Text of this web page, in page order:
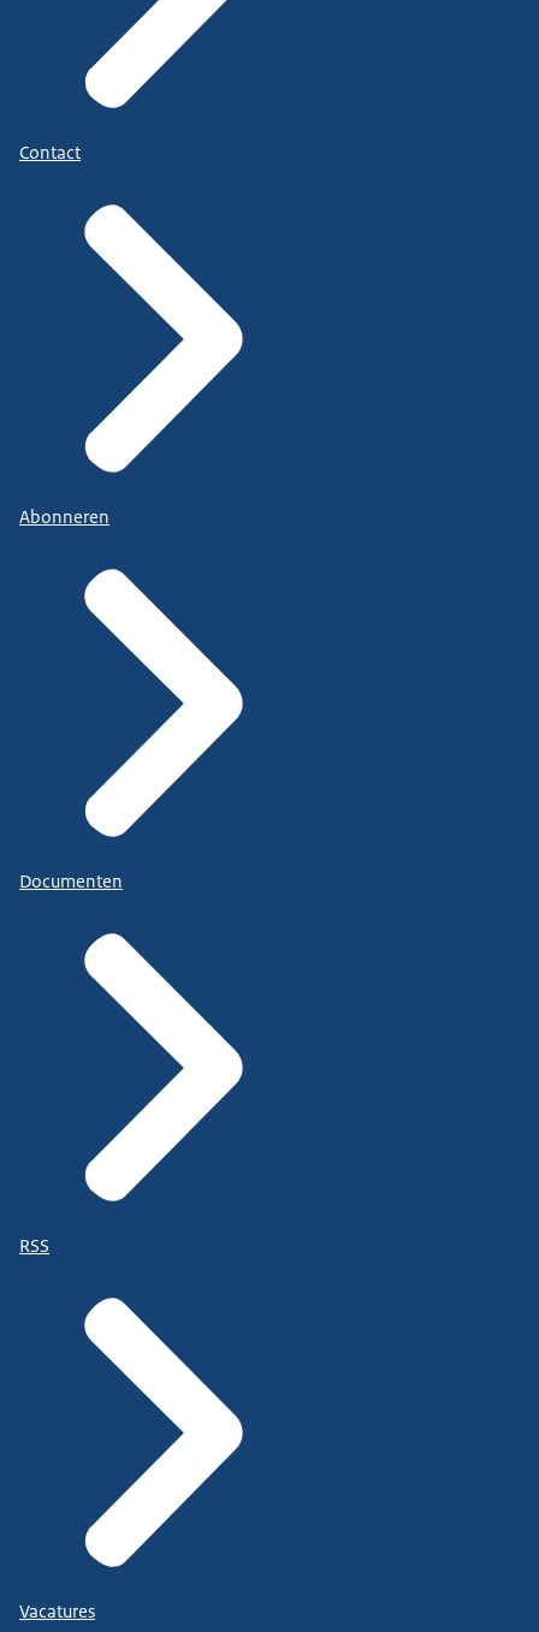
Contact
Abonneren
Documenten
RSS
Vacatures